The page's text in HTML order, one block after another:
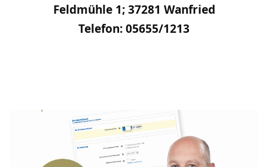
Feldmühle 1; 37281 Wanfried
Telefon: 05655/1213